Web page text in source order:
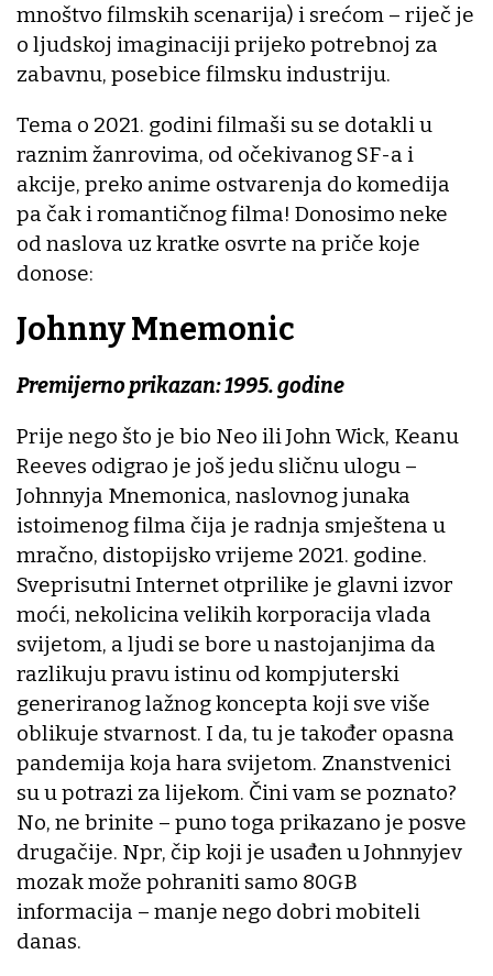
mnoštvo filmskih scenarija) i srećom – riječ je
o ljudskoj imaginaciji prijeko potrebnoj za
zabavnu, posebice filmsku industriju.
Tema o 2021. godini filmaši su se dotakli u
raznim žanrovima, od očekivanog SF-a i
akcije, preko anime ostvarenja do komedija
pa čak i romantičnog filma! Donosimo neke
od naslova uz kratke osvrte na priče koje
donose:
Johnny Mnemonic
Premijerno prikazan: 1995. godine
Prije nego što je bio Neo ili John Wick, Keanu
Reeves odigrao je još jedu sličnu ulogu –
Johnnyja Mnemonica, naslovnog junaka
istoimenog filma čija je radnja smještena u
mračno, distopijsko vrijeme 2021. godine.
Sveprisutni Internet otprilike je glavni izvor
moći, nekolicina velikih korporacija vlada
svijetom, a ljudi se bore u nastojanjima da
razlikuju pravu istinu od kompjuterski
generiranog lažnog koncepta koji sve više
oblikuje stvarnost. I da, tu je također opasna
pandemija koja hara svijetom. Znanstvenici
su u potrazi za lijekom. Čini vam se poznato?
No, ne brinite – puno toga prikazano je posve
drugačije. Npr, čip koji je usađen u Johnnyjev
mozak može pohraniti samo 80GB
informacija – manje nego dobri mobiteli
danas.